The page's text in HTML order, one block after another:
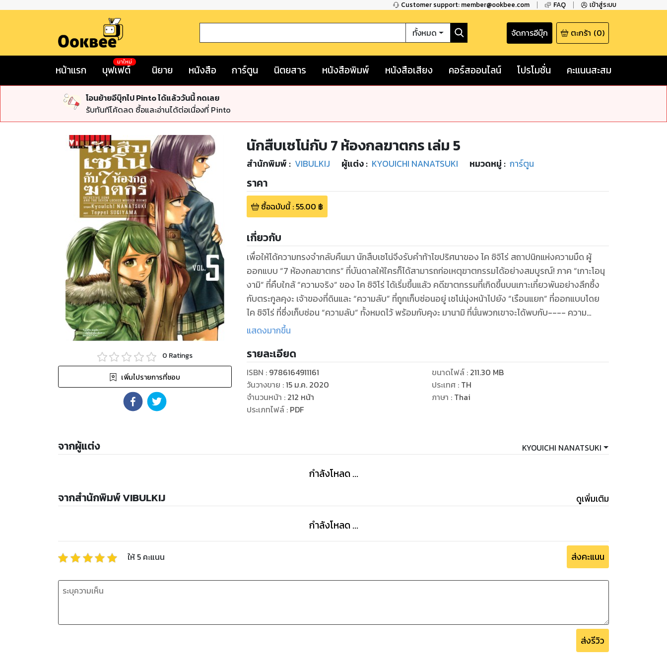
Customer support: member@ookbee.com FAQ เข้าสู่ระบบ
ทั้งหมด จัดการอีบุ๊ก ตะกร้า (0)
หน้าแรก บุฟเฟต์
มาใหม่
นิยาย หนังสือ การ์ตูน นิตยสาร หนังสือพิมพ์ หนังสือเสียง คอร์สออนไลน์ โปรโมชั่น คะแนนสะสม
โอนย้ายอีบุ๊กไป Pinto ได้แล้ววันนี้ กดเลย
รับทันทีโค้ดลด ซื้อและอ่านได้ต่อเนื่องที่ Pinto
0 Ratings
เพิ่มไปรายการที่ชอบ
นักสืบเซโน่กับ 7 ห้องกลฆาตกร เล่ม 5
สำนักพิมพ์ : VIBULKIJ ผู้แต่ง : KYOUICHI NANATSUKI หมวดหมู่ : การ์ตูน
ราคา
ซื้อฉบับนี้: 55.00 ฿
เกี่ยวกับ
เพื่อให้ได้ความทรงจํากลับคืนมา นักสืบเซโน่จึงรับคําท้าไขปริศนาของ ไค ชิจิโร่ สถาปนิกแห่งความมืด ผู้
ออกแบบ “7 ห้องกลฆาตกร” ที่บันดาลให้ใครก็ได้สามารถก่อเหตุฆาตกรรมได้อย่างสมบูรณ์! ภาค “เกาะโอนุ
งามิ” ที่คืบใกล้ “ความจริง” ของ ไค ชิจิโร่ ได้เริ่มขึ้นแล้ว คดีฆาตกรรมที่เกิดขึ้นบนเกาะเกี่ยวพันอย่างลึกซึ้ง
กับตระกูลคุงะ เจ้าของที่ดินและ “ความลับ” ที่ถูกเก็บซ่อนอยู่ เซโน่มุ่งหน้าไปยัง “เรือนแยก” ที่ออกแบบโดย
ไค ชิจิโร่ ที่ซึ่งเก็บซ่อน “ความลับ” ทั้งหมดไว้ พร้อมกับคุงะ มานามิ ที่นั่นพวกเขาจะได้พบกับ---- ความ
รุนแรง--- และการต่อสู้กับความกลัว เล่ม 5 นี้พบกับการหยั่งรู้และกลิ่นคาวเลือด!!
แสดงมากขึ้น
รายละเอียด
ISBN : 9786164911161
วันวางขาย :15 ม.ค. 2020
จำนวนหน้า : 212 หน้า
ประเภทไฟล์: PDF
ขนาดไฟล์: 211.30 MB
ประเทศ : TH
ภาษา : Thai
จากผู้แต่ง KYOUICHI NANATSUKI
กำลังโหลด ...
จากสำนักพิมพ์ VIBULKIJ ดูเพิ่มเติม
กำลังโหลด ...
ให้ 5 คะแนน ส่งคะแนน
ส่งรีวิว